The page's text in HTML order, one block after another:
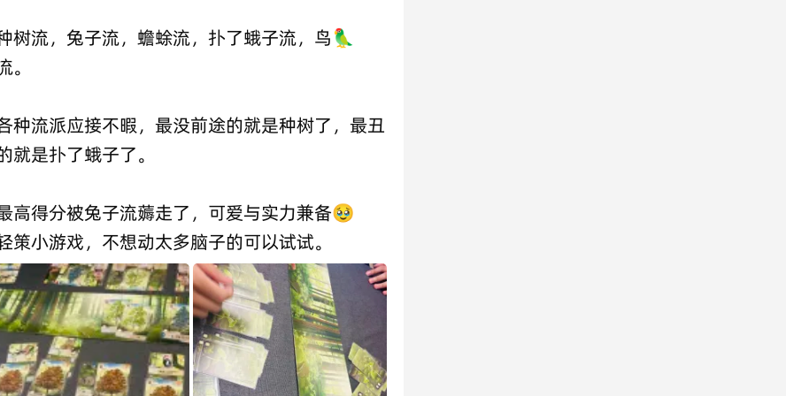
树流，兔子流，蟾蜍流，扑了蛾子流，鸟🦜
。
种流派应接不暇，最没前途的就是种树了，最丑
就是扑了蛾子了。
高得分被兔子流薅走了，可爱与实力兼备🥹
策小游戏，不想动太多脑子的可以试试。